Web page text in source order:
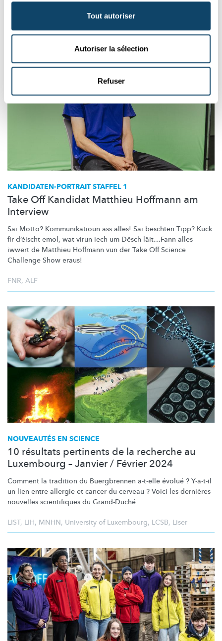
Tout autoriser
Autoriser la sélection
Refuser
SnT,University of Luxembourg
KANDIDATEN-PORTRAIT STAFFEL 1
Take Off Kandidat Matthieu Hoffmann am
Interview
Säi Motto? Kommunikatioun ass alles! Säi beschten Tipp? Kuck
fir d’éischt emol, wat virun iech um Dësch läit…Fann alles
iwwert de Matthieu Hoffmann vun der Take Off Science
Challenge Show eraus!
FNR, ALF
NOUVEAUTÉS EN SCIENCE
10 résultats pertinents de la recherche au
Luxembourg – Janvier / Février 2024
Comment la tradition du Buergbrennen a-t-elle évolué ? Y-a-t-il
un lien entre allergie et cancer du cerveau ? Voici les dernières
nouvelles scientifiques du Grand-Duché.
LIST, LIH, MNHN, University of Luxembourg, LCSB, Liser